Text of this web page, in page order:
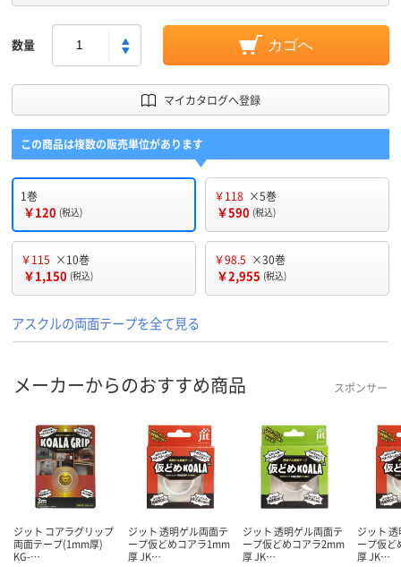
数量 カゴへ
マイカタログへ登録
この商品は複数の販売単位があります
1巻
￥120 (税込)
￥118 ×5巻
￥590 (税込)
￥115 ×10巻
￥1,150 (税込)
￥98.5 ×30巻
￥2,955 (税込)
アスクルの両面テープを全て見る
メーカーからのおすすめ商品 スポンサー
ジット コアラグリップ
両面テープ(1mm厚)
KG-…
ジット 透明ゲル両面テ
ープ仮どめコアラ1mm
厚 JK…
ジット 透明ゲル両面テ
ープ仮どめコアラ2mm
厚 JK…
ジット
ープ仮ど
厚 JK…